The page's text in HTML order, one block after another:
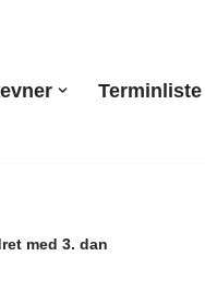
Terminliste
med 3. dan